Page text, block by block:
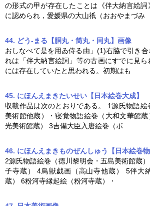
の形式の甲が存在したことは《伴大納言絵詞
に認められ，愛媛県の大山祇（おおやまづみ
44. どう‐まる【胴丸・筒丸・同丸】 画像
おしなべて是を用ゐ侍る由」(1)右脇で引き合
れは「伴大納言絵詞 」等の古画にすでに見
には存在していたと思われる。初期はも
45. にほんえまきたいせい【日本絵巻大成】
収載作品は次のとおりである。 1源氏物語絵
美術館他蔵）・寝覚物語絵巻（大和文華館蔵
光美術館蔵） 3吉備大臣入唐絵巻（ボ
46. にほんえまきものぜんしゅう【日本絵巻物
2源氏物語絵巻（徳川黎明会・五島美術館蔵
子寺蔵） 4鳥獣戯画（高山寺他蔵） 5伴大
蔵） 6粉河寺縁起絵（粉河寺蔵）・